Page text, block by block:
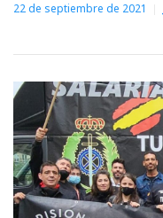
22 de septiembre de 2021